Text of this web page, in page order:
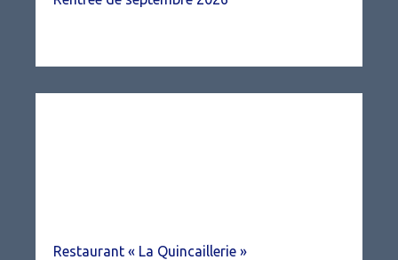
Restaurant « La Quincaillerie »